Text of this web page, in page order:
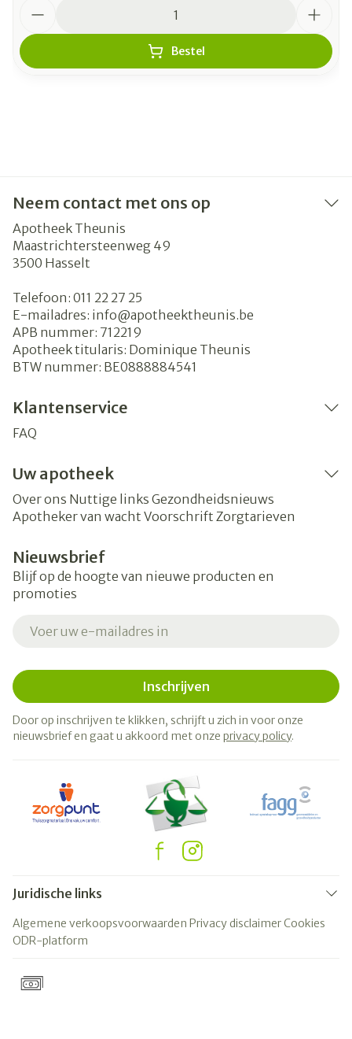
Bestel
Neem contact met ons op
Apotheek Theunis
Maastrichtersteenweg 49
3500 Hasselt
Telefoon: 011 22 27 25
E-mailadres: info@apotheektheunis.be
APB nummer: 712219
Apotheek titularis: Dominique Theunis
BTW nummer: BE0888884541
Klantenservice
FAQ
Uw apotheek
Over ons Nuttige links Gezondheidsnieuws
Apotheker van wacht Voorschrift Zorgtarieven
Nieuwsbrief
Blijf op de hoogte van nieuwe producten en
promoties
Inschrijven
Door op inschrijven te klikken, schrijft u zich in voor onze
nieuwsbrief en gaat u akkoord met onze privacy policy.
Juridische links
Algemene verkoopsvoorwaarden Privacy disclaimerCookies
ODR-platform